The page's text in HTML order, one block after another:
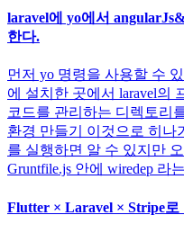
laravel에 yo에서
한다.
먼저 yo 명령을 사용할 수
에 설치한 곳에서 laravel의
코드를 관리하는 디렉토리
환경 만들기 이것으로 히나
를 실행하면 알 수 있지만
Gruntfile.js 안에 wiredep 라
Flutter × Laravel × Stripe로